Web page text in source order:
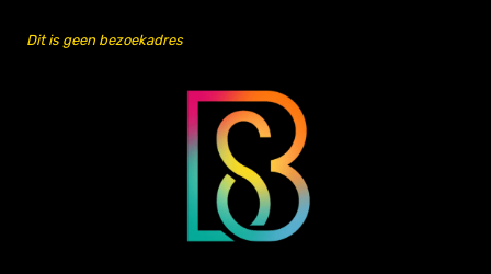
Dit is geen bezoekadres